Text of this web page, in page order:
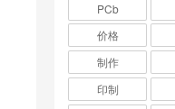
PCb
价格
制作
印制